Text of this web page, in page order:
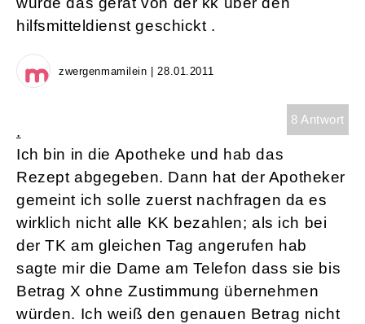
hilfsmitteldienst geschickt .
zwergenmamilein | 28.01.2011
8 Antwort
.
Ich bin in die Apotheke und hab das
Rezept abgegeben. Dann hat der Apotheker
gemeint ich solle zuerst nachfragen da es
wirklich nicht alle KK bezahlen; als ich bei
der TK am gleichen Tag angerufen hab
sagte mir die Dame am Telefon dass sie bis
Betrag X ohne Zustimmung übernehmen
würden. Ich weiß den genauen Betrag nicht